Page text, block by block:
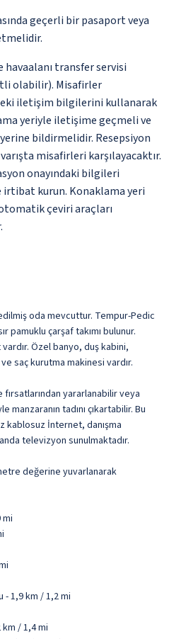
geçerli bir pasaport veya
transfer servisi
olabilir). Misafirler
iletişim bilgilerini kullanarak
yeriyle iletişime geçmeli ve
yerine bildirmelidir. Resepsiyon
misafirleri karşılayacaktır.
onayındaki bilgileri
kurun. Konaklama yeri
çeviri araçları
oda mevcuttur. Tempur-Pedic
pamuklu çarşaf takımı bulunur.
Özel banyo, duş kabini,
saç kurutma makinesi vardır.
yararlanabilir veya
tadını çıkartabilir. Bu
kablosuz İnternet, danışma
televizyon sunulmaktadır.
değerine yuvarlanarak
mi
- 1,9 km / 1,2 mi
km / 1,4 mi